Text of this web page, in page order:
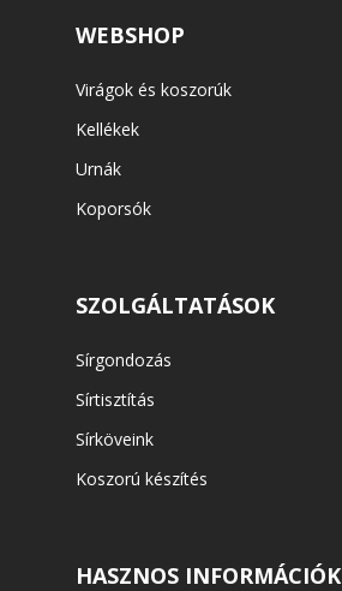
WEBSHOP
Virágok és koszorúk
Kellékek
Urnák
Koporsók
SZOLGÁLTATÁSOK
Sírgondozás
Sírtisztítás
Sírköveink
Koszorú készítés
HASZNOS INFORMÁCIÓK